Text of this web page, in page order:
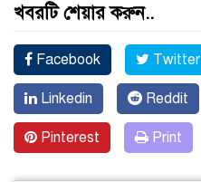
খবরটি শেয়ার করুন..
Facebook Twitter
Linkedin Reddit
Pinterest Print